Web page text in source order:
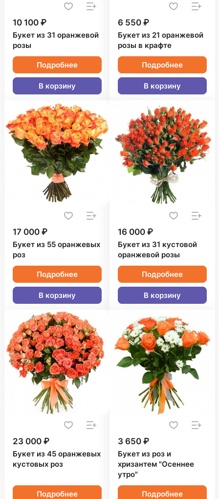
10 100 ₽
Букет из 31 оранжевой
розы
Подробнее
В корзину
6 550 ₽
Букет из 21 оранжевой
розы в крафте
Подробнее
В корзину
17 000 ₽
Букет из 55 оранжевых
роз
Подробнее
В корзину
16 000 ₽
Букет из 31 кустовой
оранжевой розы
Подробнее
В корзину
23 000 ₽
Букет из 45 оранжевых
кустовых роз
Подробнее
3 650 ₽
Букет из роз и
хризантем "Осеннее
утро"
Подробнее